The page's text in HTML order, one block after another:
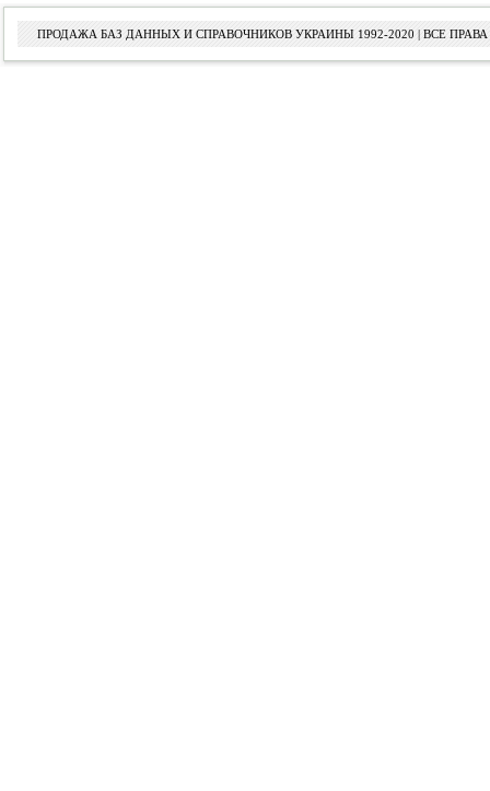
ПРОДАЖА БАЗ ДАННЫХ И СПРАВОЧНИКОВ УКРАИНЫ 1992-2020 | ВСЕ